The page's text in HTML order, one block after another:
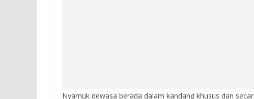
Nyamuk dewasa berada dalam kandang khusus dan